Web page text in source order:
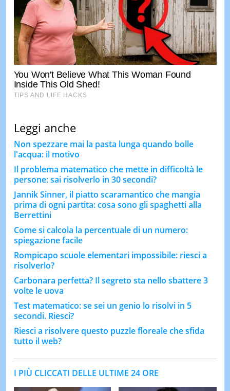
Leggi anche
Non spezzare mai la pasta lunga quando bolle
l'acqua: il motivo
Il problema matematico che mette in difficoltà le
persone: sai risolverlo in 30 secondi?
Jannik Sinner, il piatto scaramantico che mangia
prima di ogni partita: cosa sono gli spaghetti alla
Berrettini
Come si calcola la percentuale di un numero:
spiegazione facile
Rompicapo scuole elementari impossibile: riesci a
risolverlo?
Carbonara perfetta? Il segreto sta nello sbattere 3
volte le uova
Test matematico: se sei un genio lo risolvi in 5
secondi. Riesci?
Riesci a risolvere questo puzzle floreale che sfida
tutto il web?
I PIÙ CLICCATI DELLE ULTIME 24 ORE